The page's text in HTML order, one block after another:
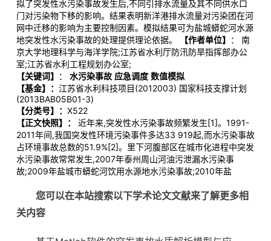
拟了突发性水污染事故发生后,不同引排水流量及其不同供水口
门对污染物下移的影响。结果表明新洋港排水流量对污染团在河
网中迁移的影响为主要控制因素。模拟结果可为盐城蟒蛇河水源
地突发性水污染事故的处理提供理论依据。
【作者单位】
： 南
京大学地理科学与海洋学院;江苏省水利厅防汛防旱指挥部办公
室;江苏省水利工程规划办公室;
【关键词】
： 水污染事故 应急调度 数值模拟
【基金】： 江苏省水利科技项目(2012003) 国家科技支撑计划
(2013BAB05B01-3)
【分类号】： X522
【正文快照】：
近年来,突发性水污染事故频繁发生[1]。1991-
2011年间,我国突发性环境污染事件多达33 919起,而水污染事故
占环境事故总数的51.9%[2]。里下河腹部区在城市化进程中突发
水污染事故常常发生,2007年泰州周山河油污泄漏水污染事
故;2009年盐城市蟒蛇河饮用水源地水污染事故;2010年盐
您可以在本站搜索以下学术论文文献来了解更多相
关内容